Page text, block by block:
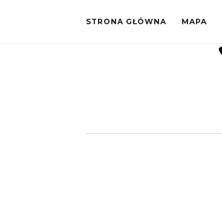
STRONA GŁÓWNA MAPA